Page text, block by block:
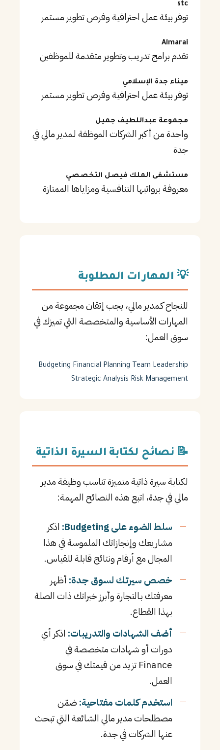
stc
توفر بيئة عمل احترافية وفرص تطوير مستمر
Almarai
تقدم برامج تدريب وتطوير متقدمة للموظفين
ميناء جدة الإسلامي
توفر بيئة عمل احترافية وفرص تطوير مستمر
مجموعة عبداللطيف جميل
واحدة من أكبر الشركات الموظفة لـمدير مالي في
جدة
مستشفى الملك فيصل التخصصي
معروفة برواتبها التنافسية ومزاياها الممتازة
💡 المهارات المطلوبة
للنجاح كـمدير مالي، يجب إتقان مجموعة من
المهارات الأساسية والمتخصصة التي تميزك في
سوق العمل:
Budgeting Financial Planning Team Leadership
Strategic Analysis Risk Management
📝 نصائح لكتابة السيرة الذاتية
لكتابة سيرة ذاتية متميزة تناسب وظيفة مدير
مالي في جدة، اتبع هذه النصائح المهمة:
سلط الضوء على Budgeting:
اذكر
مشاريعك وإنجازاتك الملموسة في هذا
المجال مع أرقام ونتائج قابلة للقياس.
خصص سيرتك لسوق جدة: أظهر
معرفتك بـالتجارة وأبرز خبراتك ذات الصلة
بهذا القطاع.
أضف الشهادات والتدريبات: اذكر أي
دورات أو شهادات متخصصة في
Finance تزيد من قيمتك في سوق
العمل.
استخدم كلمات مفتاحية: ضمّن
مصطلحات مدير مالي الشائعة التي تبحث
عنها الشركات في جدة.